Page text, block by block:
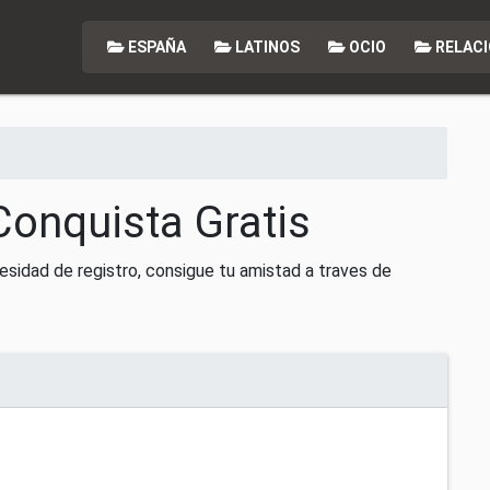
ESPAÑA LATINOS OCIO
Gratis
de registro, consigue tu amistad a traves de